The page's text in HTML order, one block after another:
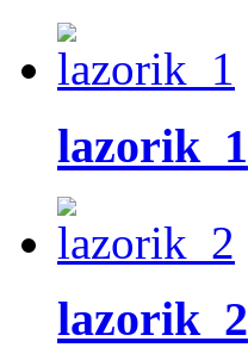
lazorik_1
lazorik_2